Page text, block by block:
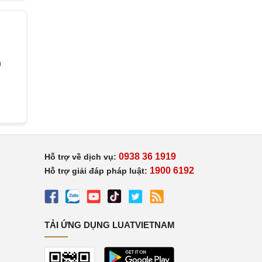
Hỗ trợ về dịch vụ: 0938 36 1919
Hỗ trợ giải đáp pháp luật: 1900 6192
TẢI ỨNG DỤNG LUATVIETNAM